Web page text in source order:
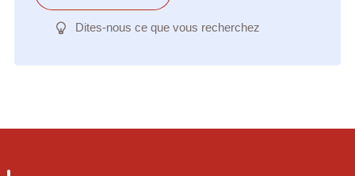
Dites-nous ce que vous recherchez